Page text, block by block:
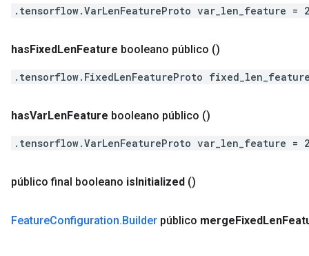
.tensorflow.VarLenFeatureProto var_len_feature =
hasFixedLenFeature booleano público ()
.tensorflow.FixedLenFeatureProto
hasVarLenFeature booleano público ()
.tensorflow.VarLenFeatureProto var_len_feature =
público final booleano isInitialized ()
FeatureConfiguration.Builder público mergeFixedLen